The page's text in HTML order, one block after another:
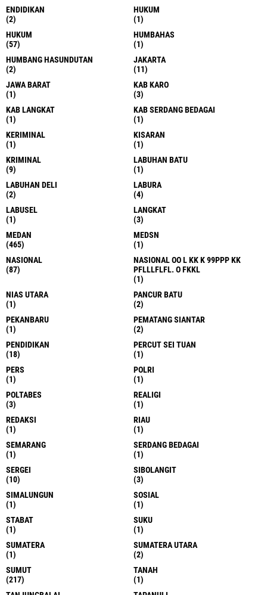
ENDIDIKAN
(2)
HUKUM
(1)
HUKUM
(57)
HUMBAHAS
(1)
HUMBANG HASUNDUTAN
(2)
JAKARTA
(11)
JAWA BARAT
(1)
KAB KARO
(3)
KAB LANGKAT
(1)
KAB SERDANG BEDAGAI
(1)
KERIMINAL
(1)
KISARAN
(1)
KRIMINAL
(9)
LABUHAN BATU
(1)
LABUHAN DELI
(2)
LABURA
(4)
LABUSEL
(1)
LANGKAT
(3)
MEDAN
(465)
MEDSN
(1)
NASIONAL
(87)
NASIONAL OO L KK K 99PPP KK
PFLLLFLFL. O FKKL
(1)
NIAS UTARA
(1)
PANCUR BATU
(2)
PEKANBARU
(1)
PEMATANG SIANTAR
(2)
PENDIDIKAN
(18)
PERCUT SEI TUAN
(1)
PERS
(1)
POLRI
(1)
POLTABES
(3)
REALIGI
(1)
REDAKSI
(1)
RIAU
(1)
SEMARANG
(1)
SERDANG BEDAGAI
(1)
SERGEI
(10)
SIBOLANGIT
(3)
SIMALUNGUN
(1)
SOSIAL
(1)
STABAT
(1)
SUKU
(1)
SUMATERA
(1)
SUMATERA UTARA
(2)
SUMUT
(217)
TANAH
(1)